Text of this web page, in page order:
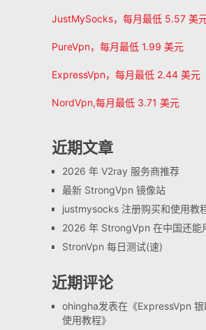
JustMySocks，每月最低 5.57 美
PureVpn，每月最低 1.99 美元
ExpressVpn，每月最低 2.44 美元
NordVpn,每月最低 3.71 美元
近期文章
2026 年 V2ray 服务商推荐
最新 StrongVpn 镜像站
justmysocks 注册购买和使用教
2026 年 StrongVpn 在中国还能
StronVpn 每日测试(速)
近期评论
ohingha发表在《ExpressVpn 银
使用教程》